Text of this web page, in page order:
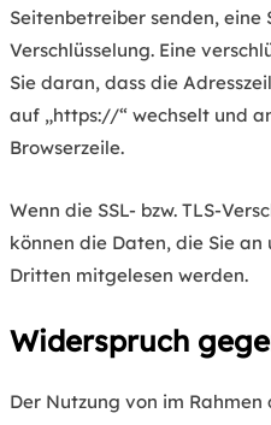
Seitenbetreiber senden, eine
Verschlüsselung. Eine
Sie daran, dass die
auf „https://“ wechselt und
Browserzeile.
Wenn die SSL- bzw. TLS-
können die Daten, die Sie
Dritten mitgelesen werden.
Widerspruch
Der Nutzung von im